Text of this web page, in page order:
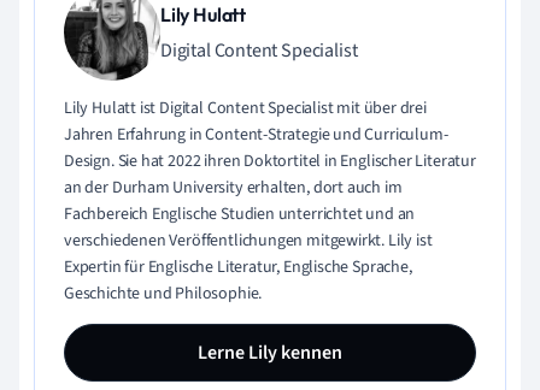
Lily Hulatt
Digital Content Specialist
Lily Hulatt ist Digital Content Specialist mit über drei
Jahren Erfahrung in Content-Strategie und Curriculum-
Design. Sie hat 2022 ihren Doktortitel in Englischer Literatur
an der Durham University erhalten, dort auch im
Fachbereich Englische Studien unterrichtet und an
verschiedenen Veröffentlichungen mitgewirkt. Lily ist
Expertin für Englische Literatur, Englische Sprache,
Geschichte und Philosophie.
Lerne Lily kennen